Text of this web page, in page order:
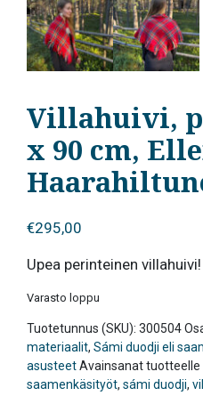
Villahuivi,
x 90 cm,
€295,00
Upea perinteinen villahuivi!
Varasto loppu
Tuotetunnus (SKU): 300504
materiaalit, Sámi duodji eli
asusteetAvainsanat tuotteelle
saamenkäsityöt, sámi duodji,